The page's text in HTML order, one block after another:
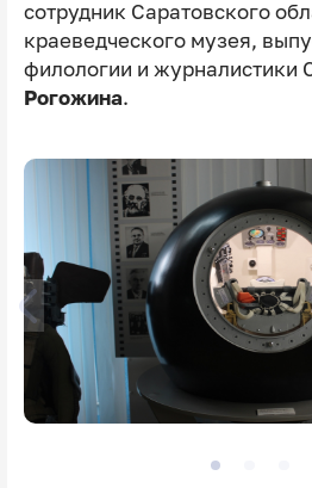
сотрудник Саратовского
краеведческого музея,
филологии и журналистики
Рогожина.